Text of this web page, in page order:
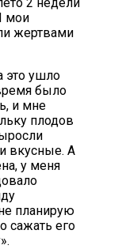
мои
жертвами
это ушло
было
и мне
плодов
вкусные. А
у меня
планирую
сажать его